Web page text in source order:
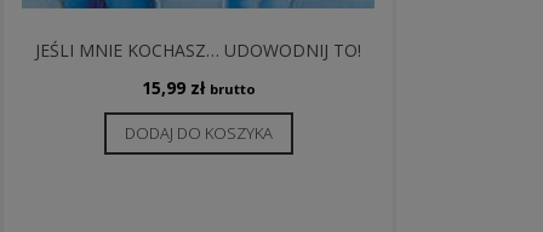
JEŚLI MNIE KOCHASZ… UDOWODNIJ TO!
15,99 zł brutto
DODAJ DO KOSZYKA